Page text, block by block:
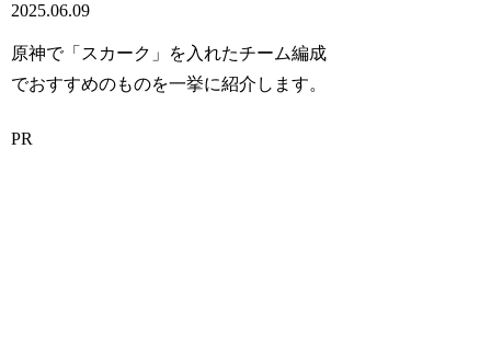
2025.06.09
原神で「スカーク」を入れたチーム編成
でおすすめのものを一挙に紹介します。
PR